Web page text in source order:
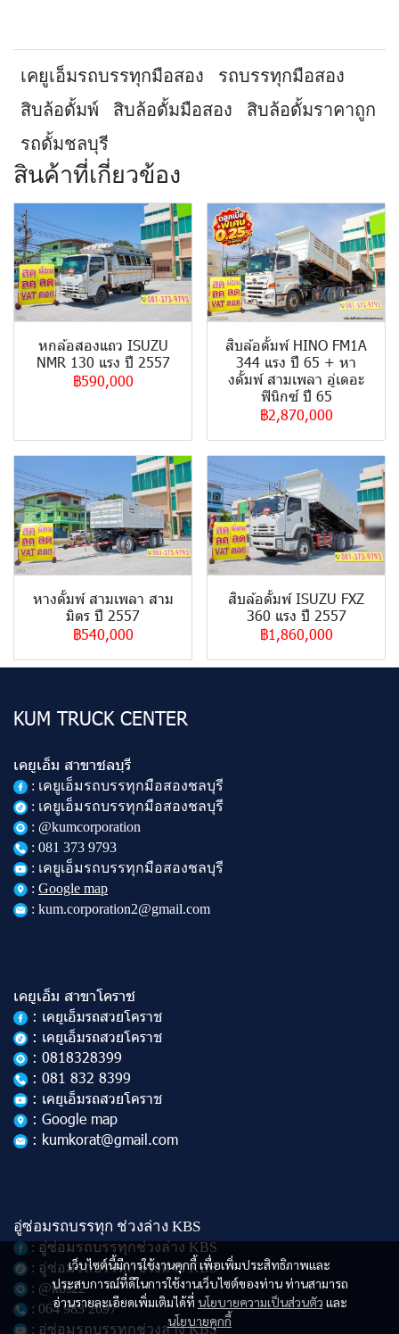
เคยูเอ็มรถบรรทุกมือสอง
รถบรรทุกมือสอง
สิบล้อดั้มพ์
สิบล้อดั้มมือสอง
สิบล้อดั้มราคาถูก
รถดั้มชลบุรี
สินค้าที่เกี่ยวข้อง
หกล้อสองแถว ISUZU
NMR 130 แรง ปี 2557
฿590,000
สิบล้อดั้มพ์ HINO FM1A
344 แรง ปี 65 + หา
งดั้มพ์ สามเพลา อู่เดอะ
ฟินิกซ์ ปี 65
฿2,870,000
หางดั้มพ์ สามเพลา สาม
มิตร ปี 2557
฿540,000
สิบล้อดั้มพ์ ISUZU FXZ
360 แรง ปี 2557
฿1,860,000
เว็บไซต์นี้มีการใช้งานคุกกี้ เพื่อเพิ่มประสิทธิภาพและ
ประสบการณ์ที่ดีในการใช้งานเว็บไซต์ของท่าน ท่านสามารถ
อ่านรายละเอียดเพิ่มเติมได้ที่ นโยบายความเป็นส่วนตัว และ
นโยบายคุกกี้
KUM TRUCK CENTER
เคยูเอ็ม สาขาชลบุรี
: เคยูเอ็มรถบรรทุกมือสองชลบุรี
: เคยูเอ็มรถบรรทุกมือสองชลบุรี
: @kumcorporation
: 081 373 9793
: เคยูเอ็มรถบรรทุกมือสองชลบุรี
: Google map
: kum.corporation2@gmail.com
เคยูเอ็ม สาขาโคราช
: เคยูเอ็มรถสวยโคราช
: เคยูเอ็มรถสวยโคราช
: 0818328399
: 081 832 8399
: เคยูเอ็มรถสวยโคราช
: Google map
: kumkorat@gmail.com
อู่ซ่อมรถบรรทุก ช่วงล่าง KBS
: อู่ซ่อมรถบรรทุกช่วงล่าง KBS
: อู่ซ่อมรถบรรทุกช่วงล่าง KBS
: @kbs22
: 064 983 2697
: อู่ซ่อมรถบรรทุกช่วงล่าง KBS